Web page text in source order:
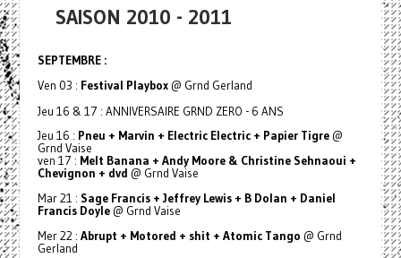
SAISON 2010 - 2011
SEPTEMBRE :
Ven 03 : Festival Playbox@ Grnd Gerland
Jeu 16 & 17 : ANNIVERSAIRE GRND ZERO - 6 ANS
Jeu 16 : Pneu + Marvin + Electric Electric + Papier Tigre@
Grnd Vaise
ven 17 : Melt Banana + Andy Moore & Christine Sehnaoui +
Chevignon + dvd @ Grnd Vaise
Mar 21 : Sage Francis + Jeffrey Lewis + B Dolan + Daniel
Francis Doyle@ Grnd Vaise
Mer 22 : Abrupt + Motored + shit + Atomic Tango @ Grnd
Gerland